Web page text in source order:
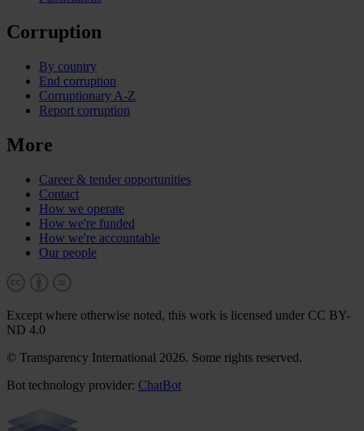
Corruption
By country
End corruption
Corruptionary A-Z
Report corruption
More
Career & tender opportunities
Contact
How we operate
How we're funded
How we're accountable
Our people
Except where otherwise noted, this work is licensed under CC BY-
ND 4.0
© Transparency International 2026. Some rights reserved.
Bot technology provider: ChatBot